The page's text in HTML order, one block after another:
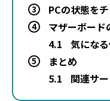
3 PCの状態を
4
マザーボード
4.1
気にな
5
まとめ
5.1
関連サ